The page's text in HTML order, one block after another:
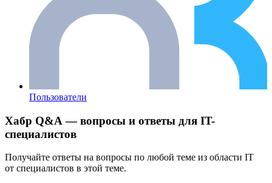
Пользователи
Хабр Q&A — вопросы и ответы для IT-
специалистов
Получайте ответы на вопросы по любой теме из области IT
от специалистов в этой теме.